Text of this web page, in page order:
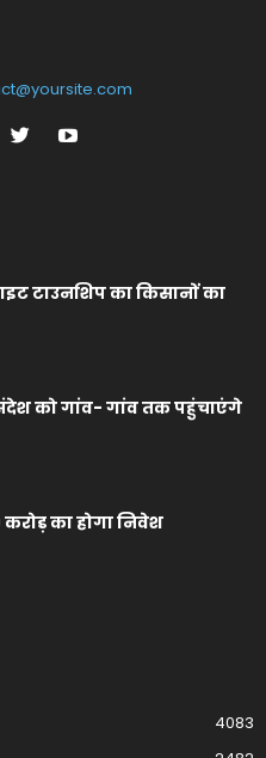
टाउनशिप का किसानों का
को गांव- गांव तक पहुंचाएंगे
करोड़ का होगा निवेश
4083